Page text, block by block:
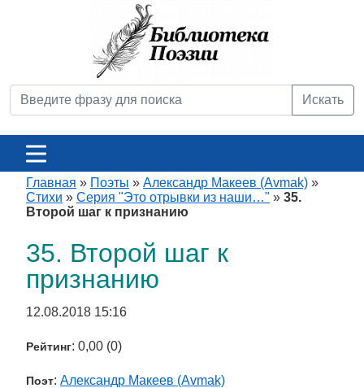
Искать
Главная » Поэты » Александр Макеев (Avmak) »
Стихи » Серия "Это отрывки из наши…" » 35.
Второй шаг к признанию
35. Второй шаг к
признанию
12.08.2018 15:16
Рейтинг: 0,00 (0)
Поэт: Александр Макеев (Avmak)